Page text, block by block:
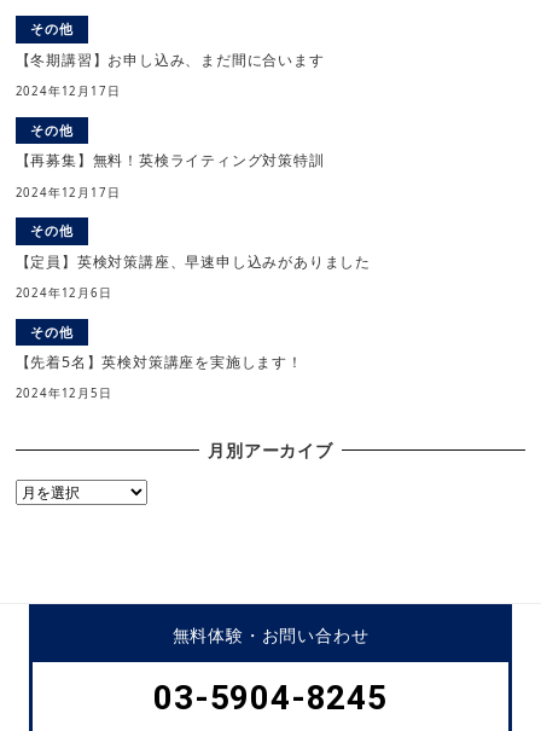
その他
【冬期講習】お申し込み、まだ間に合います
2024年12月17日
その他
【再募集】無料！英検ライティング対策特訓
2024年12月17日
その他
【定員】英検対策講座、早速申し込みがありました
2024年12月6日
その他
【先着5名】英検対策講座を実施します！
2024年12月5日
月別アーカイブ
月
無料体験・ お問い合わせ
03-5904-8245